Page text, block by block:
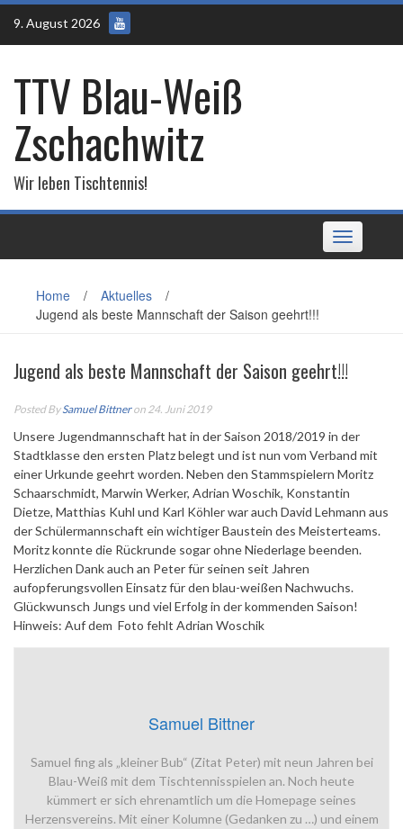
Skip
content
9. August 2026
TTV Blau-Weiß
Zschachwitz
Wir leben Tischtennis!
Toggle
navigation
Home / Aktuelles
/
Jugend als beste Mannschaft der Saison geehrt!!!
Jugend als beste Mannschaft der Saison geehrt!!!
Posted BySamuel Bittneron 24. Juni 2019
Unsere Jugendmannschaft hat in der Saison 2018/2019 in der
Stadtklasse den ersten Platz belegt und ist nun vom Verband mit
einer Urkunde geehrt worden.Neben den Stammspielern Moritz
Schaarschmidt, Marwin Werker, Adrian Woschik, Konstantin
Dietze, Matthias Kuhl und Karl Köhler war auch David Lehmann aus
der Schülermannschaft ein wichtiger Baustein des Meisterteams.
Moritz konnte die Rückrunde sogar ohne Niederlage beenden.
Herzlichen Dank auch an Peter für seinen seit Jahren
aufopferungsvollen Einsatz für den blau-weißen Nachwuchs.
Glückwunsch Jungs und viel Erfolg in der kommenden Saison!
Hinweis: Auf dem Foto fehlt Adrian Woschik
Samuel Bittner
Samuel fing als „kleiner Bub“ (Zitat Peter) mit neun Jahren bei
Blau-Weiß mit dem Tischtennisspielen an. Noch heute
kümmert er sich ehrenamtlich um die Homepage seines
Herzensvereins. Mit einer Kolumne (Gedanken zu …) und einem